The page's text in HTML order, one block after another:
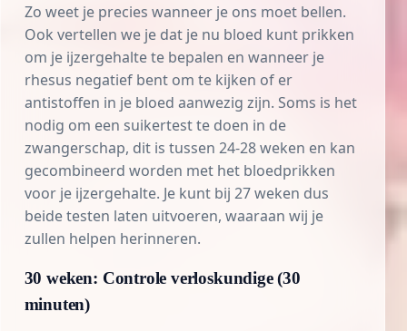
Zo weet je precies wanneer je ons moet bellen.
Ook vertellen we je dat je nu bloed kunt prikken
om je ijzergehalte te bepalen en wanneer je
rhesus negatief bent om te kijken of er
antistoffen in je bloed aanwezig zijn. Soms is het
nodig om een suikertest te doen in de
zwangerschap, dit is tussen 24-28 weken en kan
gecombineerd worden met het bloedprikken
voor je ijzergehalte. Je kunt bij 27 weken dus
beide testen laten uitvoeren, waaraan wij je
zullen helpen herinneren.
30 weken: Controle verloskundige (30
minuten)